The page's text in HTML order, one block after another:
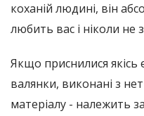
коханій людині, він
любить вас і ніколи не
Якщо приснилися якісь
валянки, виконані з
матеріалу - належить